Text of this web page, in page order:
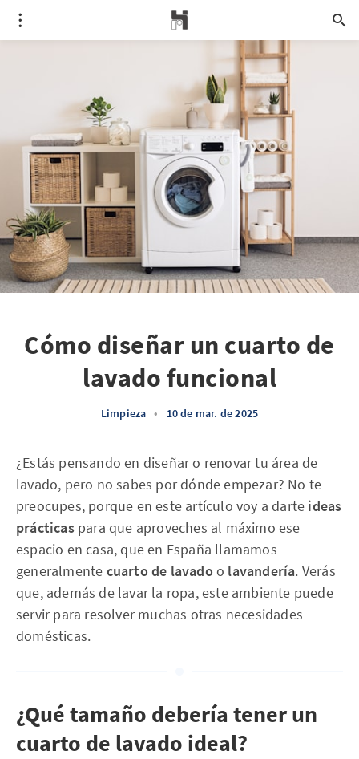
Cómo diseñar un cuarto de
lavado funcional
Limpieza • 10 de mar. de 2025
¿Estás pensando en diseñar o renovar tu área de
lavado, pero no sabes por dónde empezar? No te
preocupes, porque en este artículo voy a darte ideas
prácticas para que aproveches al máximo ese
espacio en casa, que en España llamamos
generalmente cuarto de lavado o lavandería. Verás
que, además de lavar la ropa, este ambiente puede
servir para resolver muchas otras necesidades
domésticas.
¿Qué tamaño debería tener un
cuarto de lavado ideal?